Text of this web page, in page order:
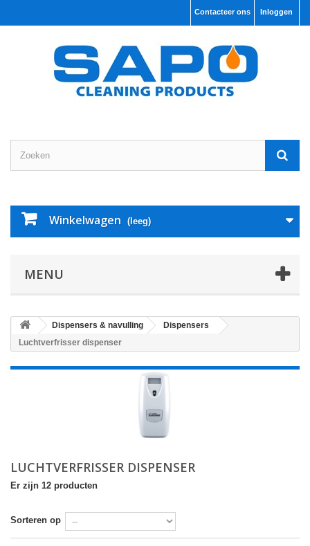
Inloggen
Contacteer ons
Winkelwagen (leeg)
MENU
Dispensers & navulling
Dispensers
Luchtverfrisser dispenser
LUCHTVERFRISSER DISPENSER
Er zijn 12 producten
Sorteren op